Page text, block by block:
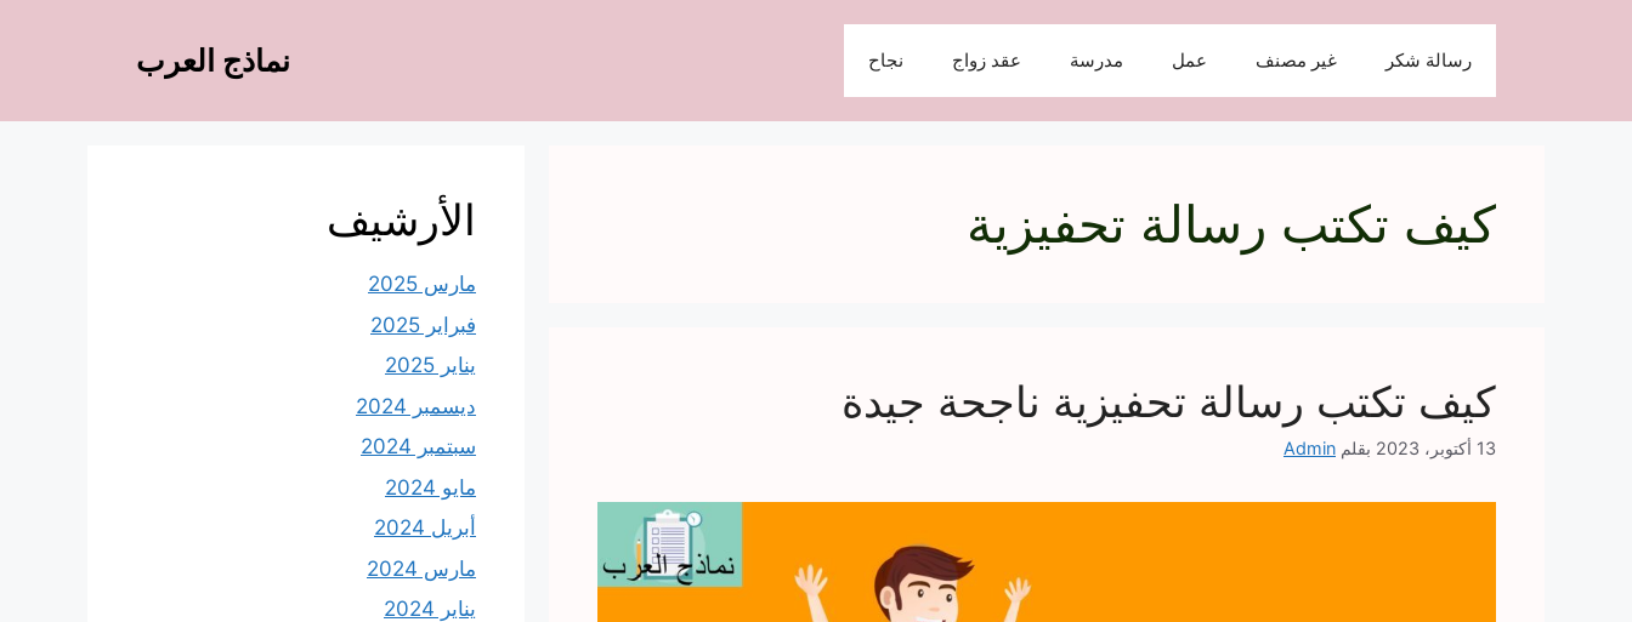
نماذج العرب رسالة شكر غير مصنف عمل مدرسة عقد زواج نجاح
كيف تكتب رسالة تحفيزية
كيف تكتب رسالة تحفيزية ناجحة جيدة
13 أكتوبر، 2023 بقلم Admin
الأرشيف
مارس 2025
فبراير 2025
يناير 2025
ديسمبر 2024
سبتمبر 2024
مايو 2024
أبريل 2024
مارس 2024
يناير 2024